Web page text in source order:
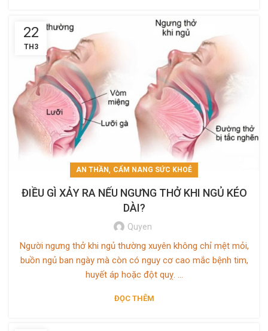
22
TH3
AN THẦN, CẨM NANG SỨC KHOẺ
ĐIỀU GÌ XẢY RA NẾU NGƯNG THỞ KHI NGỦ KÉO
DÀI?
Quyen
Người ngưng thở khi ngủ thường xuyên không chỉ mệt mỏi,
buồn ngủ ban ngày mà còn có nguy cơ cao mắc bệnh tim,
huyết áp hoặc đột quỵ. ...
ĐỌC THÊM